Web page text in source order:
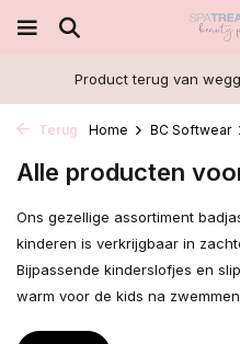
Product terug van
Terug Home BC Softwear
Alle producten
Ons gezellige assortiment
kinderen is verkrijgbaar in
Bijpassende kinderslofjes en
warm voor de kids na